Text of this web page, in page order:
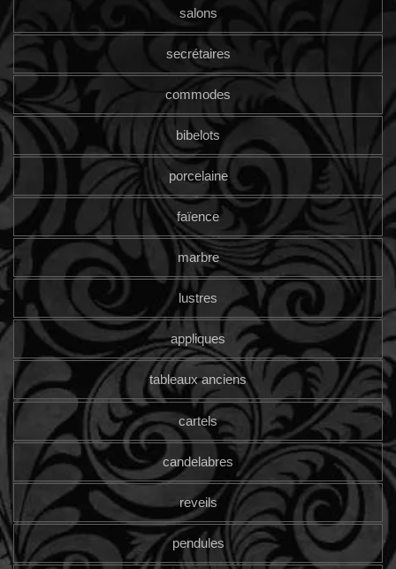
salons
secrétaires
commodes
bibelots
porcelaine
faïence
marbre
lustres
appliques
tableaux anciens
cartels
candelabres
reveils
pendules